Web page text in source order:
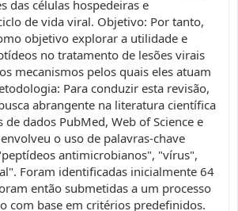
das células hospedeiras e
de vida viral. Objetivo: Por tanto,
objetivo explorar a utilidade e
no tratamento de lesões virais
mecanismos pelos quais eles atuam
Para conduzir esta revisão,
abrangente na literatura científica
de dados PubMed, Web of Science e
o uso de palavras-chave
antimicrobianos", "vírus",
Foram identificadas inicialmente 64
então submetidas a um processo
com base em critérios predefinidos.